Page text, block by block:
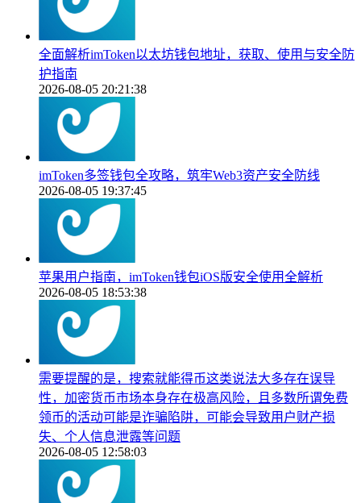
全面解析imToken以太坊钱包地址，获取、使用与安全防
护指南
2026-08-05 20:21:38
imToken多签钱包全攻略，筑牢Web3资产安全防线
2026-08-05 19:37:45
苹果用户指南，imToken钱包iOS版安全使用全解析
2026-08-05 18:53:38
需要提醒的是，搜索就能得币这类说法大多存在误导
性，加密货币市场本身存在极高风险，且多数所谓免费
领币的活动可能是诈骗陷阱，可能会导致用户财产损
失、个人信息泄露等问题
2026-08-05 12:58:03